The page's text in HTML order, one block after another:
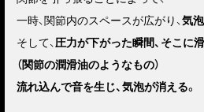
一時、関節内のスペースが広がり、気泡
そして、 圧力が下がった瞬間、そこに
（関節の潤滑油のようなもの）
流れ込んで音を生じ、気泡が消える。